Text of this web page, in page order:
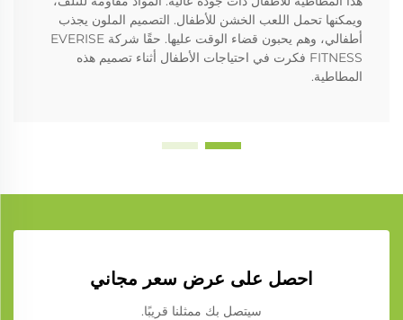
ويمكنها تحمل اللعب الخشن للأطفال. التصميم الملون يجذب
أطفالي، وهم يحبون قضاء الوقت عليها. حقًا شركة EVERISE
FITNESS فكرت في احتياجات الأطفال أثناء تصميم هذه
المطاطية.
احصل على عرض سعر مجاني
سيتصل بك ممثلنا قريبًا.